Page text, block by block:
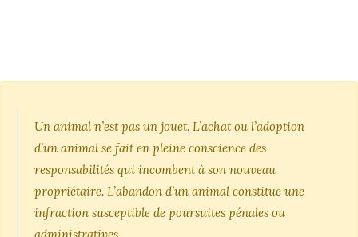
Un animal n’est pas un jouet. L’achat ou l’adoption
d’un animal se fait en pleine conscience des
responsabilités qui incombent à son nouveau
propriétaire. L’abandon d’un animal constitue une
infraction susceptible de poursuites pénales ou